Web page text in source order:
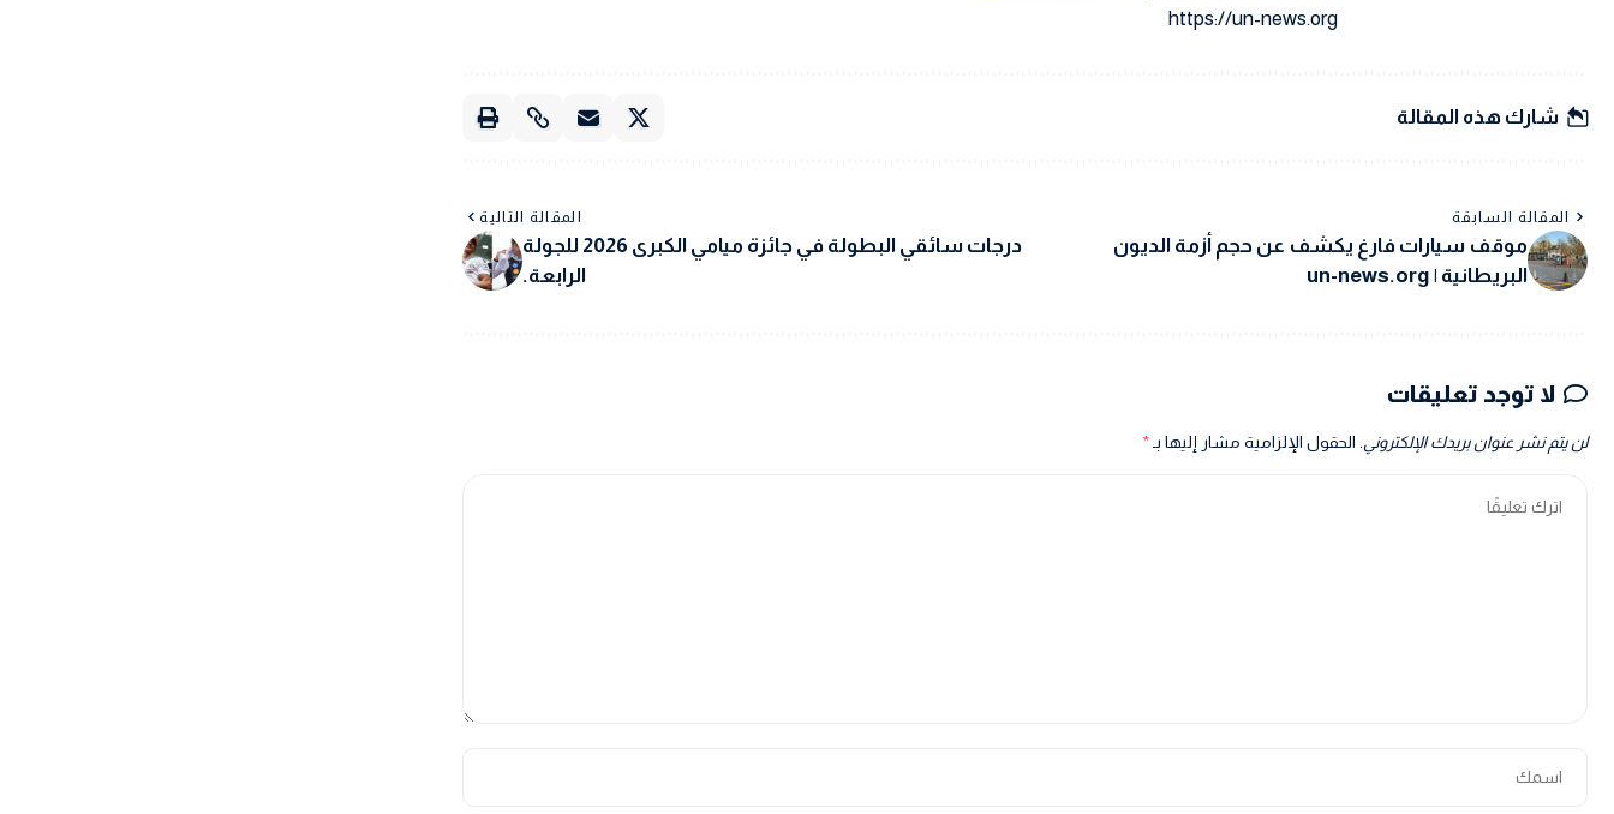
https://un-news.org
شارك هذه المقالة
المقالة السابقة
موقف سيارات فارغ يكشف عن حجم أزمة الديون
البريطانية | un-news.org
المقالة التالية
درجات سائقي البطولة في جائزة ميامي الكبرى 2026 للجولة
الرابعة.
لا توجد تعليقات
لن يتم نشر عنوان بريدك الإلكتروني. الحقول الإلزامية مشار إليها بـ *